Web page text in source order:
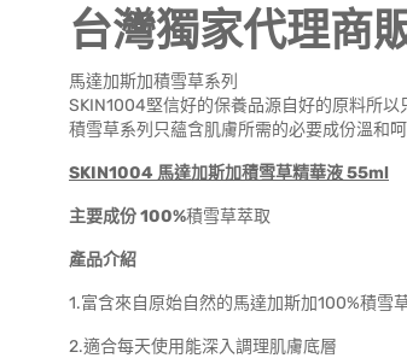
台灣獨家代理商
馬達加斯加積雪草系列
SKIN1004堅信好的保養品源自好的原料所
積雪草系列只蘊含肌膚所需的必要成份溫和
SKIN1004 馬達加斯加積雪草精華液 55ml
主要成份 100%積雪草萃取
產品介紹
1.富含來自原始自然的馬達加斯加100%積雪
2.適合每天使用能深入調理肌膚底層